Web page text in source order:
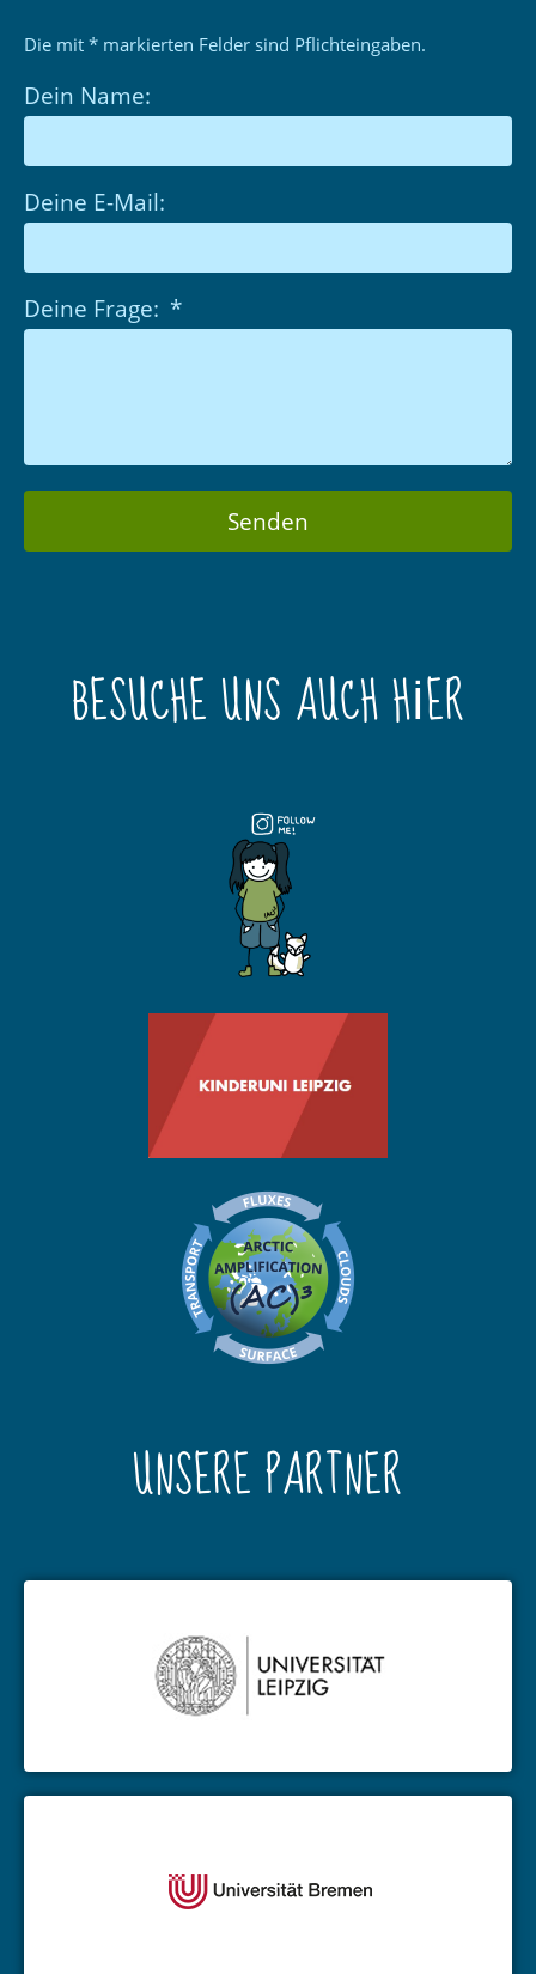
Die mit * markierten Felder sind Pflichteingaben.
Dein Name:
Deine E-Mail:
Deine Frage:
Senden
BESUCHE UNS AUCH HIER
UNSERE PARTNER